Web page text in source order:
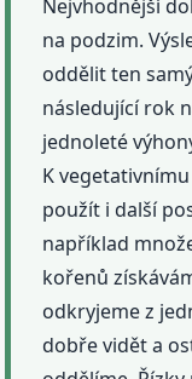
Nejvhodnější
na podzim.
oddělit ten
následující rok
jednoleté
K
použít i další
například
kořenů
odkryjeme z
dobře vidět a